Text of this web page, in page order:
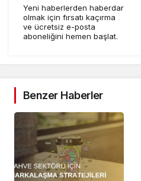
Yeni haberlerden haberdar
olmak için fırsatı kaçırma
ve ücretsiz e-posta
aboneliğini hemen başlat.
Benzer Haberler